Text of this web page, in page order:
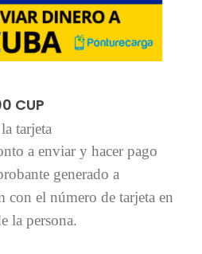
CUP
tarjeta
a enviar y hacer pago
generado a
con el número de tarjeta en
la persona.